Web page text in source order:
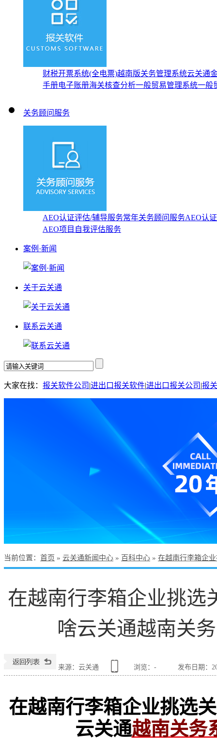
财税开票系统(全电票)越南版关务管理系统云关通
手册电子账册海关核查分析一般贸易管理系统一般
关务顾问服务
AEO认证评估/辅导服务常年关务顾问服务AEO认
AEO项目自我评估服务
案例·新闻
关于云关通
联系云关通
大家在找： 报关软件公司 |进出口报关软件|进出口报关公司 |报
当前位置： 首页 » 云关通新闻中心 » 百科中心 » 在越南行李箱企
在越南行李箱企业挑选
啥云关通越南关
来源：云关通 浏览： - 发布日期：
在越南行李箱企业挑选
云关通越南关务